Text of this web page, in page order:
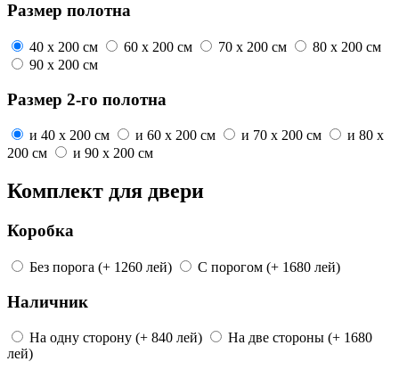
Размер полотна
40 x 200 см 60 x 200 см 70 x 200 см
80 x 200 см
90 x 200 см
Размер 2-го полотна
и 40 x 200 см и 60 x 200 см и 70 x 200 см и 80 x
200 см
и 90 x 200 см
Комплект для двери
Коробка
Без порога (+ 1260 лей) С порогом (+ 1680 лей)
Наличник
На одну сторону (+ 840 лей) На две стороны (+ 1680
лей)